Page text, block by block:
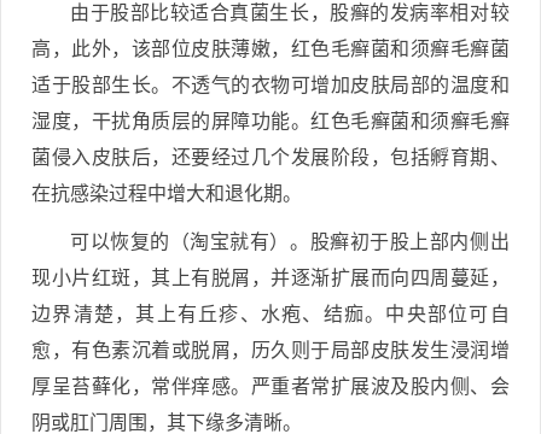
由于股部比较适合真菌生长，股癣的发病率相对较
高，此外，该部位皮肤薄嫩，红色毛癣菌和须癣毛癣菌
适于股部生长。不透气的衣物可增加皮肤局部的温度和
湿度，干扰角质层的屏障功能。红色毛癣菌和须癣毛癣
菌侵入皮肤后，还要经过几个发展阶段，包括孵育期、
在抗感染过程中增大和退化期。
可以恢复的（淘宝就有）。股癣初于股上部内侧出
现小片红斑，其上有脱屑，并逐渐扩展而向四周蔓延，
边界清楚，其上有丘疹、水疱、结痂。中央部位可自
愈，有色素沉着或脱屑，历久则于局部皮肤发生浸润增
厚呈苔藓化，常伴痒感。严重者常扩展波及股内侧、会
阴或肛门周围，其下缘多清晰。